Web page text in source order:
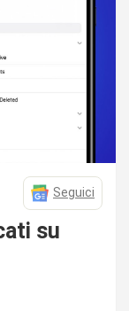
Seguici
su